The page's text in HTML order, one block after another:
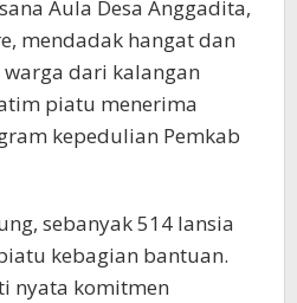
Aula Desa Anggadita,
mendadak hangat dan
dari kalangan
piatu menerima
kepedulian Pemkab
sebanyak 514 lansia
kebagian bantuan.
nyata komitmen